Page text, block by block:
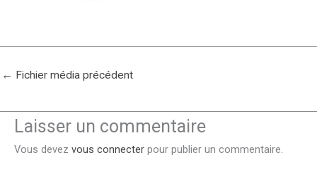
← Fichier média précédent
Laisser un commentaire
Vous devez vous connecter pour publier un commentaire.